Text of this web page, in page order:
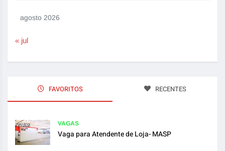
agosto 2026
« jul
FAVORITOS RECENTES
VAGAS
Vaga para Atendente de Loja- MASP